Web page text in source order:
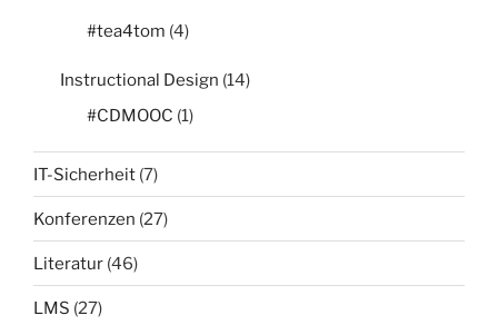
#tea4tom (4)
Instructional Design (14)
#CDMOOC (1)
IT-Sicherheit (7)
Konferenzen (27)
Literatur (46)
LMS (27)